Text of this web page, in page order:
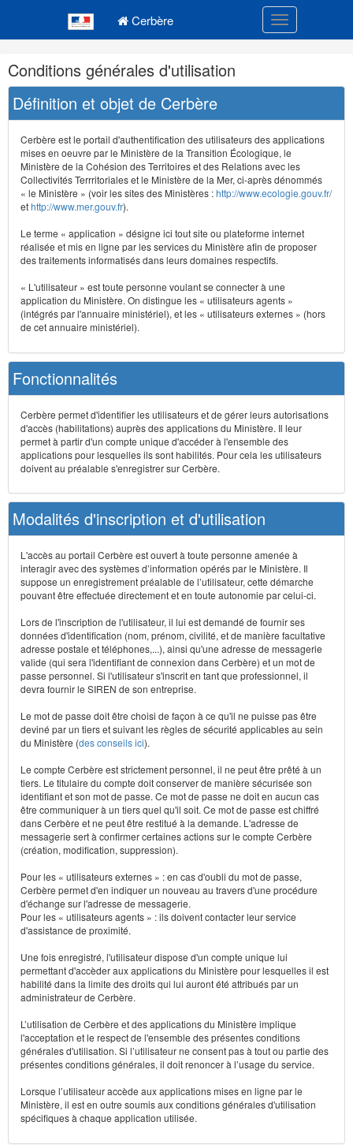
Cerbère Toggle
Navigation
et
outils
annexes
Conditions générales d'utilisation
Définition et objet de Cerbère
Cerbère est le portail d'authentification des utilisateurs des applications
mises en oeuvre par le Ministère de la Transition Écologique, le
Ministère de la Cohésion des Territoires et des Relations avec les
Collectivités Terrritoriales et le Ministère de la Mer, ci-après dénommés
« le Ministère » (voir les sites des Ministères :http://www.ecologie.gouv.fr/
ethttp://www.mer.gouv.fr).
Le terme « application » désigne ici tout site ou plateforme internet
réalisée et mis en ligne par les services du Ministère afin de proposer
des traitements informatisés dans leurs domaines respectifs.
« L'utilisateur » est toute personne voulant se connecter à une
application du Ministère. On distingue les « utilisateurs agents »
(intégrés par l'annuaire ministériel), et les « utilisateurs externes » (hors
de cet annuaire ministériel).
Fonctionnalités
Cerbère permet d'identifier les utilisateurs et de gérer leurs autorisations
d'accès (habilitations) auprès des applications du Ministère. Il leur
permet à partir d'un compte unique d'accéder à l'ensemble des
applications pour lesquelles ils sont habilités. Pour cela les utilisateurs
doivent au préalable s'enregistrer sur Cerbère.
Modalités d'inscription et d'utilisation
L'accès au portail Cerbère est ouvert à toute personne amenée à
interagir avec des systèmes d’information opérés par le Ministère. Il
suppose un enregistrement préalable de l’utilisateur, cette démarche
pouvant être effectuée directement et en toute autonomie par celui-ci.
Lors de l'inscription de l'utilisateur, il lui est demandé de fournir ses
données d'identification (nom, prénom, civilité, et de manière facultative
adresse postale et téléphones,...), ainsi qu'une adresse de messagerie
valide (qui sera l'identifiant de connexion dans Cerbère) et un mot de
passe personnel. Si l'utilisateur s'inscrit en tant que professionnel, il
devra fournir le SIREN de son entreprise.
Le mot de passe doit être choisi de façon à ce qu'il ne puisse pas être
deviné par un tiers et suivant les règles de sécurité applicables au sein
du Ministère (des conseils ici).
Le compte Cerbère est strictement personnel, il ne peut être prêté à un
tiers. Le titulaire du compte doit conserver de manière sécurisée son
identifiant et son mot de passe. Ce mot de passe ne doit en aucun cas
être communiquer à un tiers quel qu'il soit. Ce mot de passe est chiffré
dans Cerbère et ne peut être restitué à la demande. L'adresse de
messagerie sert à confirmer certaines actions sur le compte Cerbère
(création, modification, suppression).
Pour les « utilisateurs externes » : en cas d'oubli du mot de passe,
Cerbère permet d'en indiquer un nouveau au travers d'une procédure
d'échange sur l'adresse de messagerie.
Pour les « utilisateurs agents » : ils doivent contacter leur service
d'assistance de proximité.
Une fois enregistré, l'utilisateur dispose d'un compte unique lui
permettant d'accèder aux applications du Ministère pour lesquelles il est
habilité dans la limite des droits qui lui auront été attribués par un
administrateur de Cerbère.
L’utilisation de Cerbère et des applications du Ministère implique
l'acceptation et le respect de l'ensemble des présentes conditions
générales d'utilisation. Si l’utilisateur ne consent pas à tout ou partie des
présentes conditions générales, il doit renoncer à l’usage du service.
Lorsque l’utilisateur accède aux applications mises en ligne par le
Ministère, il est en outre soumis aux conditions générales d'utilisation
spécifiques à chaque application utilisée.